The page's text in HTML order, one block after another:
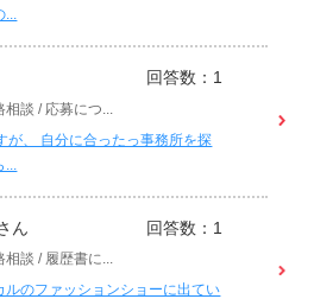
...
回答数：1
相談 / 応募につ...
が、 自分に合ったっ事務所を探
ん 回答数：1
相談 / 履歴書に...
ルのファッションショーに出てい